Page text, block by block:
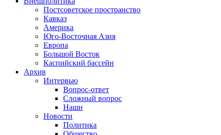
Постсоветское пространство
Кавказ
Америка
Юго-Восточная Азия
Европа
Большой Восток
Каспийский бассейн
Архив
Интервью
Вопрос-ответ
Сложный вопрос
Наши
Новости
Политика